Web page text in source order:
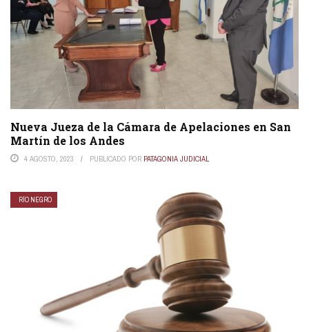
Nueva Jueza de la Cámara de Apelaciones en San
Martín de los Andes
4 AGOSTO, 2023 PUBLICADO POR PATAGONIA JUDICIAL
RÍO NEGRO